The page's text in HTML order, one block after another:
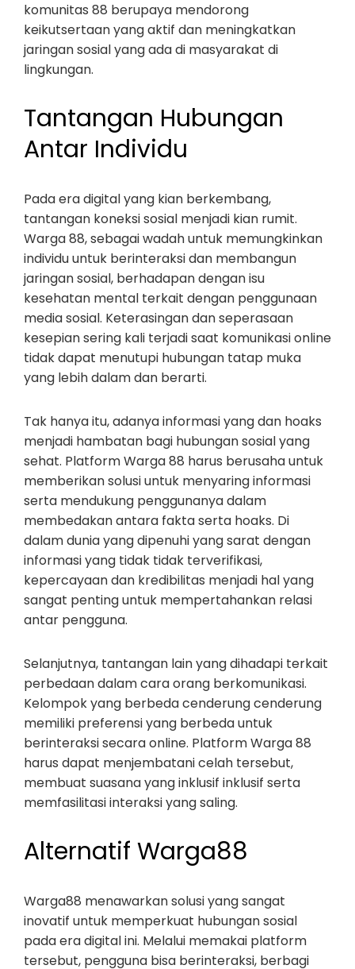
komunitas 88 berupaya mendorong
keikutsertaan yang aktif dan meningkatkan
jaringan sosial yang ada di masyarakat di
lingkungan.
Tantangan Hubungan
Antar Individu
Pada era digital yang kian berkembang,
tantangan koneksi sosial menjadi kian rumit.
Warga 88, sebagai wadah untuk memungkinkan
individu untuk berinteraksi dan membangun
jaringan sosial, berhadapan dengan isu
kesehatan mental terkait dengan penggunaan
media sosial. Keterasingan dan seperasaan
kesepian sering kali terjadi saat komunikasi online
tidak dapat menutupi hubungan tatap muka
yang lebih dalam dan berarti.
Tak hanya itu, adanya informasi yang dan hoaks
menjadi hambatan bagi hubungan sosial yang
sehat. Platform Warga 88 harus berusaha untuk
memberikan solusi untuk menyaring informasi
serta mendukung penggunanya dalam
membedakan antara fakta serta hoaks. Di
dalam dunia yang dipenuhi yang sarat dengan
informasi yang tidak tidak terverifikasi,
kepercayaan dan kredibilitas menjadi hal yang
sangat penting untuk mempertahankan relasi
antar pengguna.
Selanjutnya, tantangan lain yang dihadapi terkait
perbedaan dalam cara orang berkomunikasi.
Kelompok yang berbeda cenderung cenderung
memiliki preferensi yang berbeda untuk
berinteraksi secara online. Platform Warga 88
harus dapat menjembatani celah tersebut,
membuat suasana yang inklusif inklusif serta
memfasilitasi interaksi yang saling.
Alternatif Warga88
Warga88 menawarkan solusi yang sangat
inovatif untuk memperkuat hubungan sosial
pada era digital ini. Melalui memakai platform
tersebut, pengguna bisa berinteraksi, berbagi